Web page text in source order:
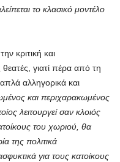
το κλασικό μοντέλο
κριτική και
γιατί πέρα από τη
αλληγορικά και
και περιχαρακωμένος
λειτουργεί σαν κλοιός
του χωριού, θα
της πολιτικά
για τους κατοίκους